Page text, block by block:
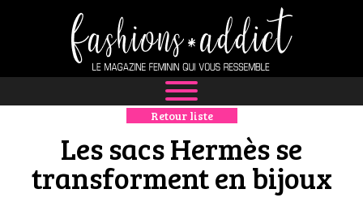
NEWS
MODE
Retour liste
Les sacs Hermès se
transforment en bijoux